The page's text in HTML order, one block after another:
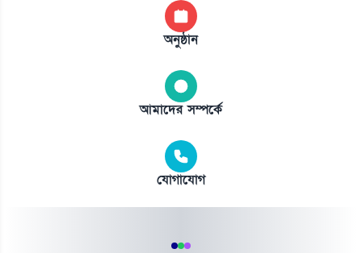
অনুষ্ঠান
আমাদের সম্পর্কে
যোগাযোগ